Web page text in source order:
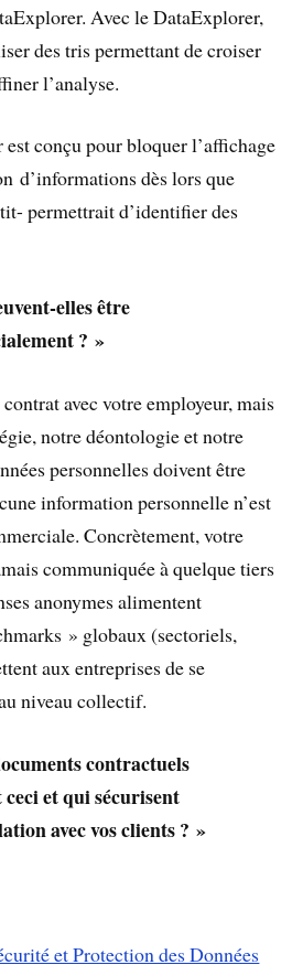
Avec le DataExplorer,
des tris permettant de croiser
l’analyse.
conçu pour bloquer l’affichage
d’informations dès lors que
permettrait d’identifier des
elles être
? »
avec votre employeur, mais
notre déontologie et notre
personnelles doivent être
information personnelle n’est
Concrètement, votre
communiquée à quelque tiers
anonymes alimentent
» globaux (sectoriels,
aux entreprises de se
niveau collectif.
contractuels
et qui sécurisent
avec vos clients ? »
et Protection des Données